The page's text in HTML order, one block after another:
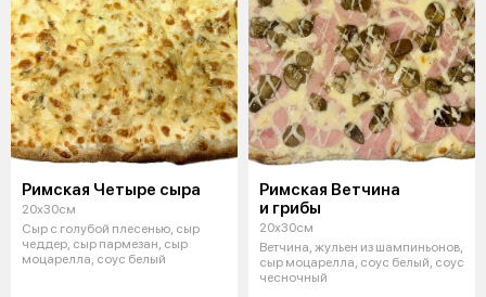
Римская Четыре сыра
20х30см
Сыр с голубой плесенью, сыр
чеддер, сыр пармезан, сыр
моцарелла, соус белый
Римская Ветчина
и грибы
20х30см
Ветчина, жульен из шампиньонов,
сыр моцарелла, соус белый, соус
чесночный